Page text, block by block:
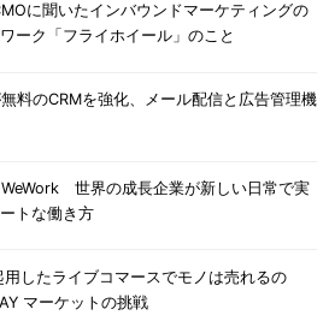
に聞いたインバウンドマーケティングの
ーク「フライホイール」のこと
料のCRMを強化、メール配信と広告管理機
世界の成長企業が新しい日常で実
トな働き方
したライブコマースでモノは売れるの
マーケットの挑戦